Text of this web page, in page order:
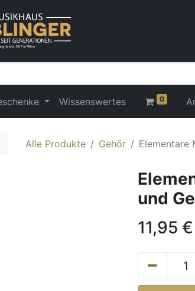
Wissenswertes 0
Alle Produkte Gehör Elementare
und
11,95 €